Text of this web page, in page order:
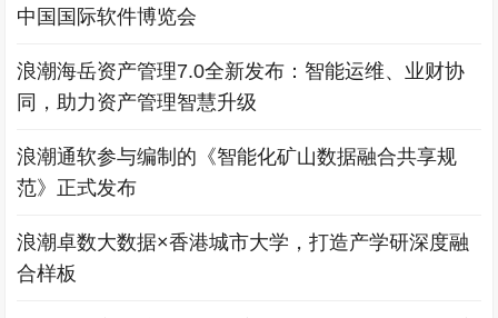
中国国际软件博览会
浪潮海岳资产管理7.0全新发布：智能运维、业财协
同，助力资产管理智慧升级
浪潮通软参与编制的《智能化矿山数据融合共享规
范》正式发布
浪潮卓数大数据×香港城市大学，打造产学研深度融
合样板